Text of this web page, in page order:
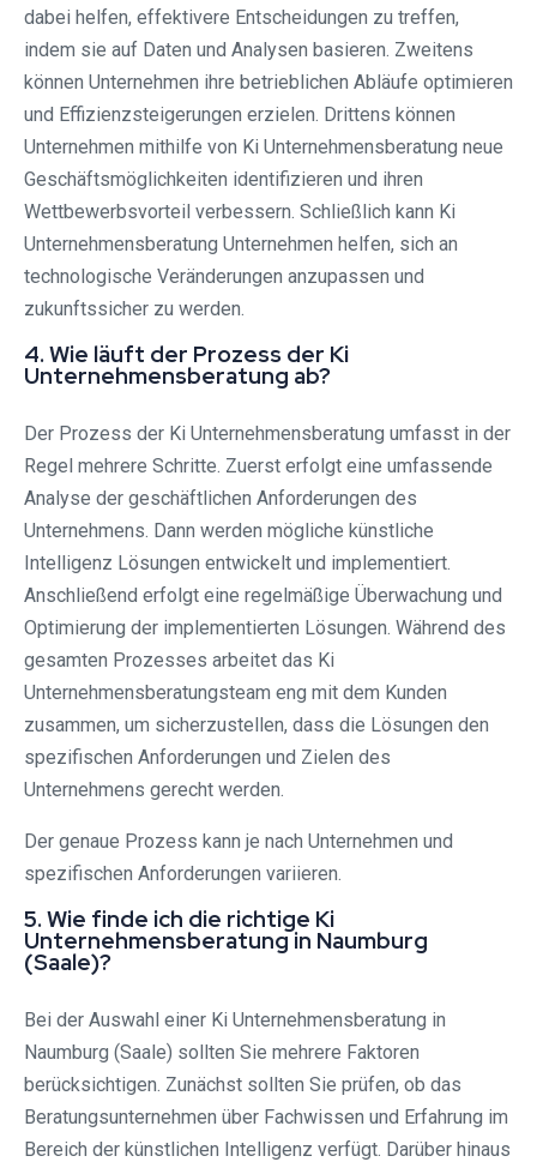
dabei helfen, effektivere Entscheidungen zu treffen,
indem sie auf Daten und Analysen basieren. Zweitens
können Unternehmen ihre betrieblichen Abläufe optimieren
und Effizienzsteigerungen erzielen. Drittens können
Unternehmen mithilfe von Ki Unternehmensberatung neue
Geschäftsmöglichkeiten identifizieren und ihren
Wettbewerbsvorteil verbessern. Schließlich kann Ki
Unternehmensberatung Unternehmen helfen, sich an
technologische Veränderungen anzupassen und
zukunftssicher zu werden.
4. Wie läuft der Prozess der Ki
Unternehmensberatung ab?
Der Prozess der Ki Unternehmensberatung umfasst in der
Regel mehrere Schritte. Zuerst erfolgt eine umfassende
Analyse der geschäftlichen Anforderungen des
Unternehmens. Dann werden mögliche künstliche
Intelligenz Lösungen entwickelt und implementiert.
Anschließend erfolgt eine regelmäßige Überwachung und
Optimierung der implementierten Lösungen. Während des
gesamten Prozesses arbeitet das Ki
Unternehmensberatungsteam eng mit dem Kunden
zusammen, um sicherzustellen, dass die Lösungen den
spezifischen Anforderungen und Zielen des
Unternehmens gerecht werden.
Der genaue Prozess kann je nach Unternehmen und
spezifischen Anforderungen variieren.
5. Wie finde ich die richtige Ki
Unternehmensberatung in Naumburg
(Saale)?
Bei der Auswahl einer Ki Unternehmensberatung in
Naumburg (Saale) sollten Sie mehrere Faktoren
berücksichtigen. Zunächst sollten Sie prüfen, ob das
Beratungsunternehmen über Fachwissen und Erfahrung im
Bereich der künstlichen Intelligenz verfügt. Darüber hinaus